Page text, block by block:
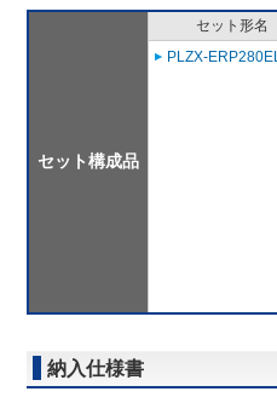
セット構成品
セット形名
PLZX-
納入仕様書